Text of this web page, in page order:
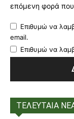
επόμενη φορά
Επιθυμώ να
email.
Επιθυμώ να
ΤΕΛΕΥΤΑΙΑ